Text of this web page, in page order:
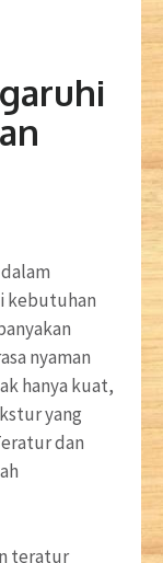
kebutuhan
nyaman
hanya kuat,
yang
dan
teratur